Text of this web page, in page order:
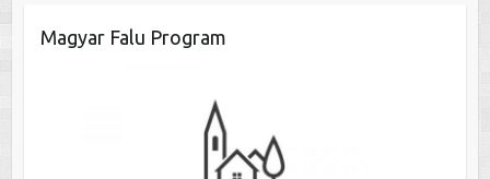
Magyar Falu Program